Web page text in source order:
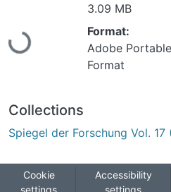
Loading...
3.09 MB
Format:
Adobe
Format
Collections
Spiegel der Forschung Vol.
Cookie
settings
Accessibility
settings